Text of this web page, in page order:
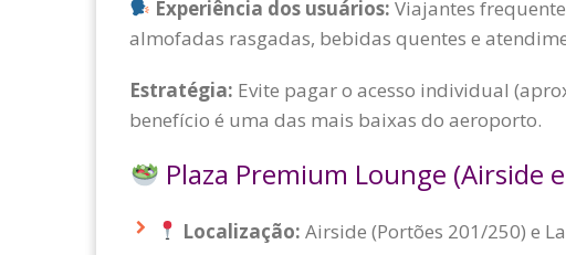
Experiência dos usuários: Viajantes
almofadas rasgadas, bebidas quentes e
Estratégia: Evite pagar o acesso individual
benefício é uma das mais baixas do aeroporto.
Plaza Premium Lounge (Airside
Localização: Airside (Portões 201/250) e